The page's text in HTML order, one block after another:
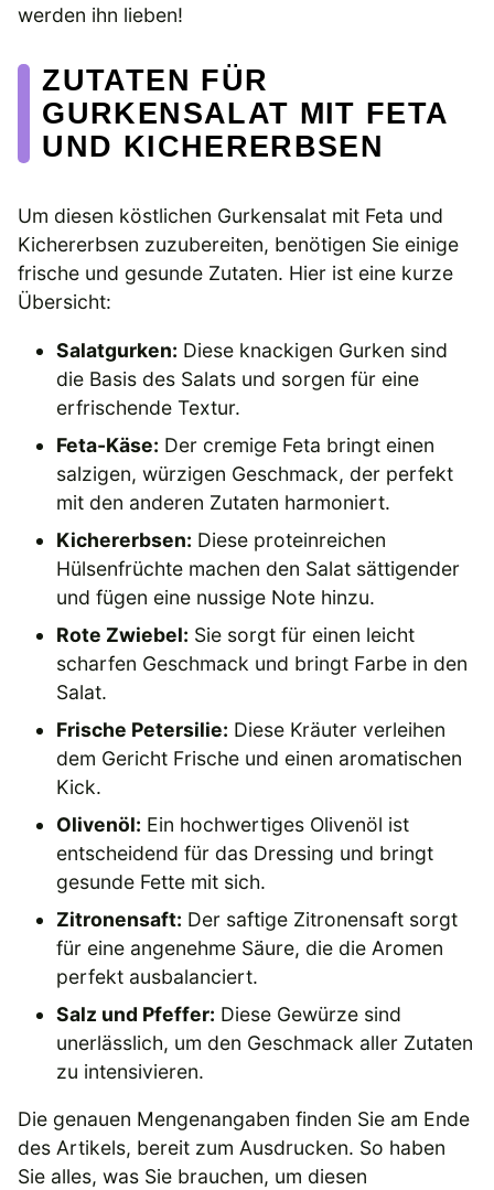
werden ihn lieben!
ZUTATEN FÜR
GURKENSALAT MIT FETA
UND KICHERERBSEN
Um diesen köstlichen Gurkensalat mit Feta und
Kichererbsen zuzubereiten, benötigen Sie einige
frische und gesunde Zutaten. Hier ist eine kurze
Übersicht:
Salatgurken: Diese knackigen Gurken sind
die Basis des Salats und sorgen für eine
erfrischende Textur.
Feta-Käse: Der cremige Feta bringt einen
salzigen, würzigen Geschmack, der perfekt
mit den anderen Zutaten harmoniert.
Kichererbsen: Diese proteinreichen
Hülsenfrüchte machen den Salat sättigender
und fügen eine nussige Note hinzu.
Rote Zwiebel: Sie sorgt für einen leicht
scharfen Geschmack und bringt Farbe in den
Salat.
Frische Petersilie: Diese Kräuter verleihen
dem Gericht Frische und einen aromatischen
Kick.
Olivenöl: Ein hochwertiges Olivenöl ist
entscheidend für das Dressing und bringt
gesunde Fette mit sich.
Zitronensaft: Der saftige Zitronensaft sorgt
für eine angenehme Säure, die die Aromen
perfekt ausbalanciert.
Salz und Pfeffer: Diese Gewürze sind
unerlässlich, um den Geschmack aller Zutaten
zu intensivieren.
Die genauen Mengenangaben finden Sie am Ende
des Artikels, bereit zum Ausdrucken. So haben
Sie alles, was Sie brauchen, um diesen